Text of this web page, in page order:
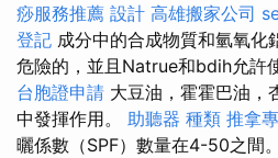
痧服務推薦 設計 高雄搬家公司
登記 成分中的合成物質和氫氧化
危險的，並且Natrue和bdih允許
台胞證申請 大豆油，霍霍巴油，
中發揮作用。 助聽器 種類 推拿
曬係數（SPF）數量在4-50之間。